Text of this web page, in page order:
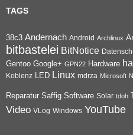
TAGS
38c3 Andernach Android Archlinux
bitbastelei BitNotice
Gentoo Google+ GPN22 Hardware
Koblenz LED Linux mdrza Microsoft
Reparatur Saffig Software Solar tdoh
Video VLog Windows YouTube